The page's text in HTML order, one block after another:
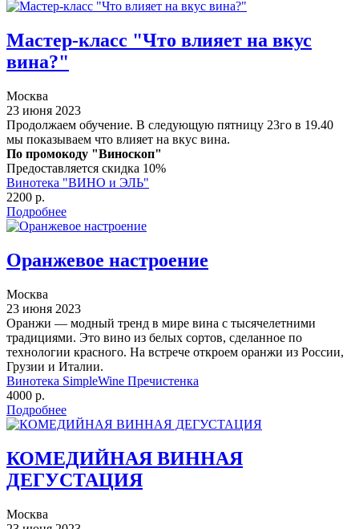
Мастер-класс "Что влияет на вкус
вина?"
Москва
23 июня 2023
Продолжаем обучение. В следующую пятницу 23го в 19.40
мы показываем что влияет на вкус вина.
По промокоду "Виноскоп"
Предоставляется скидка 10%
Винотека "ВИНО и ЭЛЬ"
2200 р.
Подробнее
Оранжевое настроение
Москва
23 июня 2023
Оранжи — модный тренд в мире вина с тысячелетними
традициями. Это вино из белых сортов, сделанное по
технологии красного. На встрече откроем оранжи из России,
Грузии и Италии.
Винотека SimpleWine Пречистенка
4000 р.
Подробнее
КОМЕДИЙНАЯ ВИННАЯ
ДЕГУСТАЦИЯ
Москва